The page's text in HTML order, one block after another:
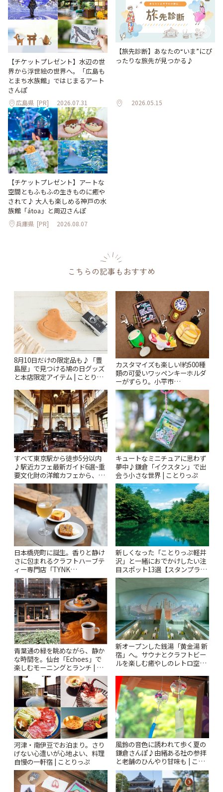
【チケットプレゼント】水辺の世
界から浮世絵の世界へ。「広島も
とまち水族館」ではじまるアート
さんぽ
広島県 [PR] 2026.07.31
【旅先診断】あなたの“いま”にぴ
ったりな旅先が見つかる♪
2026.05.15
【チケットプレゼント】アートな
空間ともふもふの生きものに癒や
されて♪ 大人も楽しめる神戸の水
族館「átoa」と周辺さんぽ
兵庫県 [PR] 2026.08.07
こちらの記事もおすすめ
8月10日だけの限定品も♪「豊
島屋」で見つける鳩の日グッズ
と本店限定アイテム | ことりっ
カスタマイズも楽しい!約500種
類の可愛いワッペンキーホルダ
ーがずらり。小平市
「Kimamaya T&K」 | ことりっ
ぷ
すべて東京駅から徒歩5分以内
♪駅近カフェ最新ガイド6選~重
要文化財の洋館カフェから、改
札すぐのレトロ喫茶まで~ | こと
りっぷ
キュートなミニチュアに思わず
夢中♪鎌倉「イクスタン」で出
会う小さな世界 | ことりっぷ
日本橋兜町に誕生。香りと静け
さに包まれるクラフトハーブテ
ィー専門店「TYNK
Kabutocho」 | ことりっぷ
新しくなった「ことりっぷ軽井
沢」と一緒におでかけしたい注
目スポット13選【スタンプラリ
ー開催中】 | ことりっぷ
青葉通の緑を眺めながら、静か
な時間を。仙台「Echoes」で
楽しむモーニングとランチ | こ
とりっぷ
新オープンした銭湯「黄金湯 新
宿」へ。サウナとクラフトビー
ルを楽しむ癒やしのレトロ空間
河津・南伊豆でお泊まり。さり
げない心遣いが心地よい、料理
自慢の一軒宿 | ことりっぷ
風鈴の音色に誘われて歩く夏の
鎌倉さんぽ♪由緒ある社の参拝
と老舗のひんやり甘味も | こと
りっぷ